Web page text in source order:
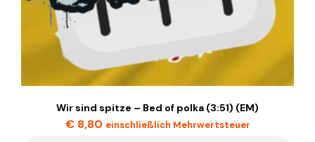
Wir sind spitze – Bed of polka (3:51) (EM)
€8,80 einschließlich Mehrwertsteuer